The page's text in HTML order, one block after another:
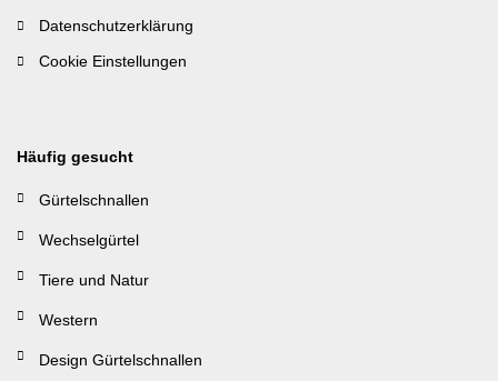
Datenschutzerklärung
Cookie Einstellungen
Häufig gesucht
Gürtelschnallen
Wechselgürtel
Tiere und Natur
Western
Design Gürtelschnallen